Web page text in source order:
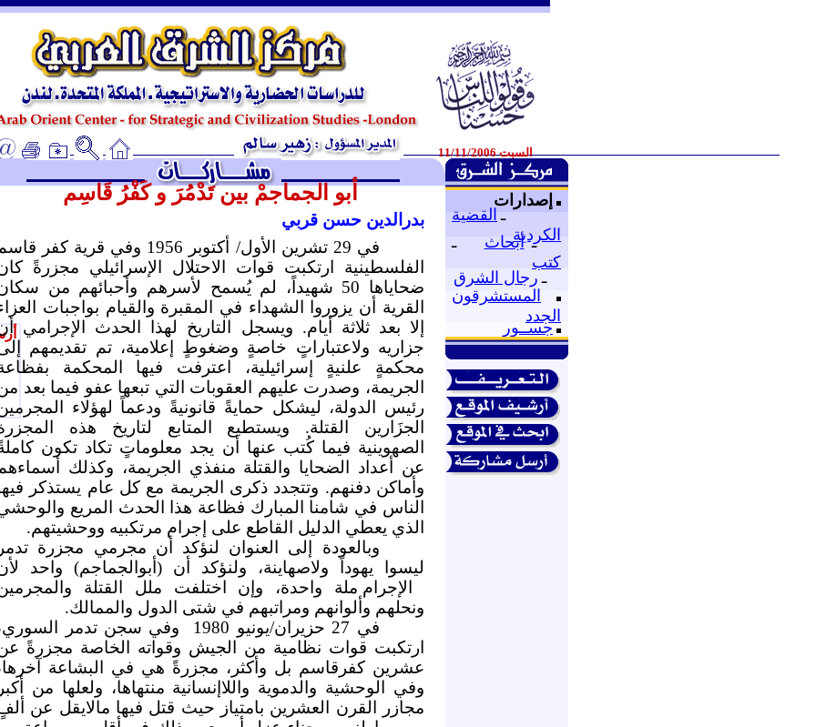
ـ
السبت 11/11/2006
إصدارات
ـ القضية
الكردية
ـ أبحاث
ـ
كتب
ـ رجال الشرق
المستشرقون
الجدد
جســور
أبو الجماجمْ بين تَدْمُرَ و كَفْرُ قَاسِم
بدرالدين حسن قربي
في 29 تشرين الأول/ أكتوبر 1956 وفي قرية كفر
الفلسطينية ارتكبت قوات الاحتلال الإسرائيلي مجزرةً
ضحاياها 50 شهيداً، لم يُسمح لأسرهم وأحبائهم من
القرية أن يزوروا الشهداء في المقبرة والقيام بواجبات
إلا بعد ثلاثة أيام. ويسجل التاريخ لهذا الحدث الإجرامي
جزاريه ولاعتباراتٍ خاصةٍ وضغوطٍ إعلامية، تم تقديمهم
محكمةٍ علنيةٍ إسرائيلية، اعترفت فيها المحكمة
الجريمة، وصدرت عليهم العقوبات التي تبعها عفو فيما بعد
رئيس الدولة، ليشكل حمايةً قانونيةً ودعماً لهؤلاء
الجزَارين القتلة. ويستطيع المتابع لتاريخ هذه
الصهوينية فيما كُتب عنها أن يجد معلوماتٍ تكاد تكون
عن أعداد الضحايا والقتلة منفذي الجريمة، وكذلك
وأماكن دفنهم. وتتجدد ذكرى الجريمة مع كل عام يستذكر
الناس في شامنا المبارك فظاعة هذا الحدث المريع
الذي يعطي الدليل القاطع على إجرام مرتكبيه ووحشيتهم.
وبالعودة إلى العنوان لنؤكد أن مجرمي مجزرة
ليسوا يهوداً ولاصهاينة، ولنؤكد أن (أبوالجماجم) واحد
الإجرام ملة واحدة، وإن اختلفت ملل القتلة
ونحلهم وألوانهم ومراتبهم في شتى الدول والممالك.
في 27 حزيران/يونيو 1980
وفي سجن تدمر
ارتكبت قوات نظامية من الجيش وقواته الخاصة مجزرةً
عشرين كفرقاسم بل وأكثر، مجزرةً هي في البشاعة
وفي الوحشية والدموية واللاإنسانية منتهاها، ولعلها من
مجازر القرن العشرين بامتياز حيث قتل فيها مالايقل عن